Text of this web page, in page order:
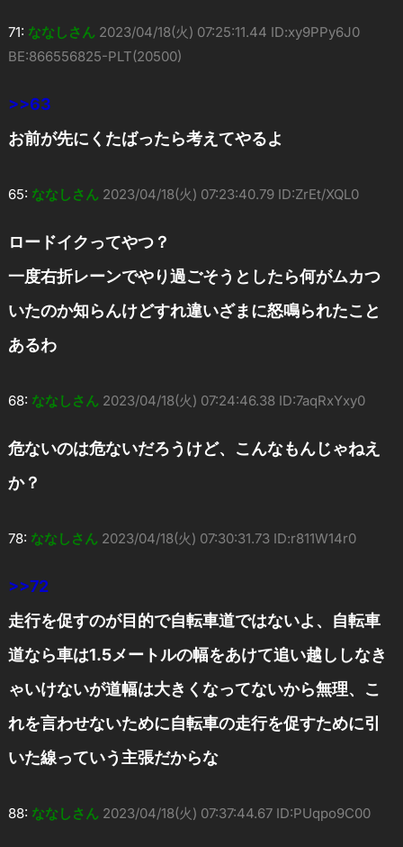
71: ななしさん 2023/04/18(火) 07:25:11.44 ID:xy9PPy6J0
BE:866556825-PLT(20500)
>>63
お前が先にくたばったら考えてやるよ
65: ななしさん 2023/04/18(火) 07:23:40.79 ID:ZrEt/XQL0
ロードイクってやつ？
一度右折レーンでやり過ごそうとしたら何がムカつ
いたのか知らんけどすれ違いざまに怒鳴られたこと
あるわ
68: ななしさん 2023/04/18(火) 07:24:46.38 ID:7aqRxYxy0
危ないのは危ないだろうけど、こんなもんじゃねえ
か？
78: ななしさん 2023/04/18(火) 07:30:31.73 ID:r811W14r0
>>72
走行を促すのが目的で自転車道ではないよ、自転車
道なら車は1.5メートルの幅をあけて追い越ししなき
ゃいけないが道幅は大きくなってないから無理、こ
れを言わせないために自転車の走行を促すために引
いた線っていう主張だからな
88: ななしさん 2023/04/18(火) 07:37:44.67 ID:PUqpo9C00